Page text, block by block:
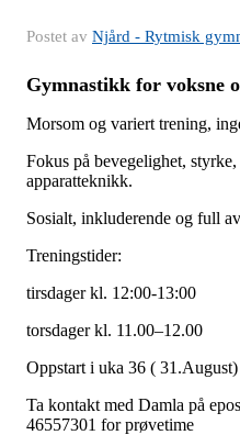
Postet av Njård - Rytmisk
Gymnastikk for voksne
Morsom og variert trening,
Fokus på bevegelighet,
apparatteknikk.
Sosialt, inkluderende og full
Treningstider:
tirsdager kl. 12:00-13:00
torsdager kl. 11.00–12.00
Oppstart i uka 36 ( 31.August)
Ta kontakt med Damla på
46557301 for prøvetime